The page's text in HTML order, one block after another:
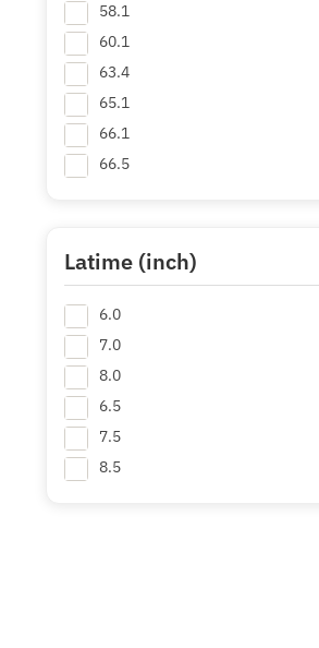
58.1
60.1
63.4
65.1
66.1
66.5
71.6
72.6
78.1
Latime (inch)
6.0
7.0
8.0
6.5
7.5
8.5